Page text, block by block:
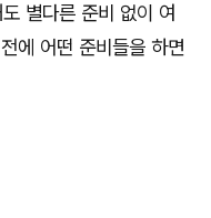
별다른 준비 없이 여
에 어떤 준비들을 하면